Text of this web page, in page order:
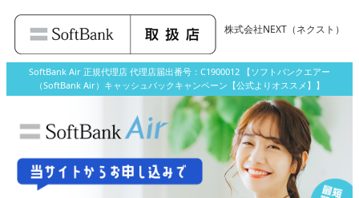
株式会社NEXT （ネクスト）
SoftBank Air 正規代理店 代理店届出番号：C1900012 【ソフトバンクエアー
（SoftBank Air）キャッシュバックキャンペーン【公式よりオススメ】】